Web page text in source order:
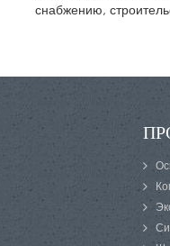
снабжению,